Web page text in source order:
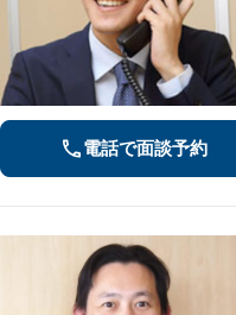
電話で面談予約